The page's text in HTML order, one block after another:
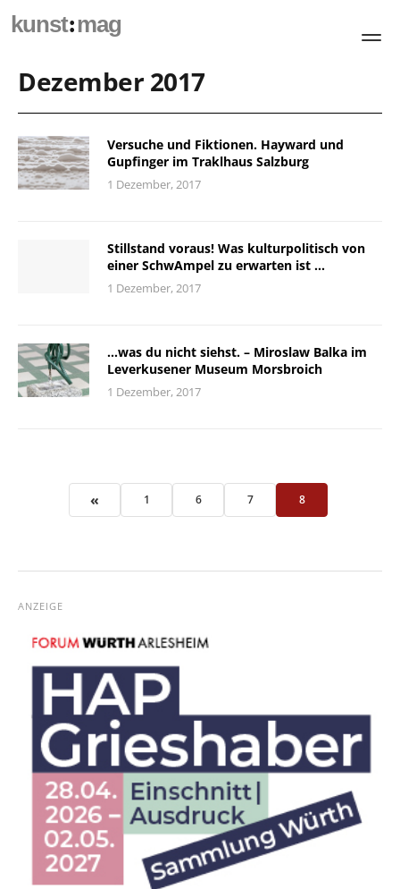
kunst:mag
Dezember 2017
Versuche und Fiktionen. Hayward und
Gupfinger im Traklhaus Salzburg
1 Dezember, 2017
Stillstand voraus! Was kulturpolitisch von
einer SchwAmpel zu erwarten ist …
1 Dezember, 2017
…was du nicht siehst. – Miroslaw Balka im
Leverkusener Museum Morsbroich
1 Dezember, 2017
« 1 6 7 8
ANZEIGE